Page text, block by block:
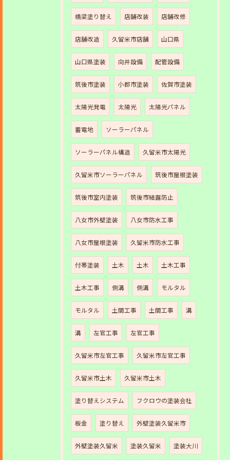
橋梁塗り替え 店舗改装 店舗改修
店舗改造 久留米市店舗 山口県
山口県塗装 向井設備 配管設備
筑後市塗装 小郡市塗装 佐賀市塗装
太陽光発電 太陽光 太陽光パネル
蓄電地 ソーラーパネル
ソーラーパネル構造 久留米市太陽光
久留米市ソーラーパネル 筑後市屋根塗装
筑後市室内塗装 筑後市結露防止
八女市外壁塗装 八女市防水工事
八女市屋根塗装 久留米市防水工事
付帯塗装 土木 土木 土木工事
土木工事 側溝 側溝 モルタル
モルタル 土間工事 土間工事 溝
溝 左官工事 左官工事
久留米市左官工事 久留米市左官工事
久留米市土木 久留米市土木
塗り替えシステム フクロウの塗装会社
板金 塗り替え 外壁塗装久留米市
外壁塗装久留米 塗装久留米 塗装大川